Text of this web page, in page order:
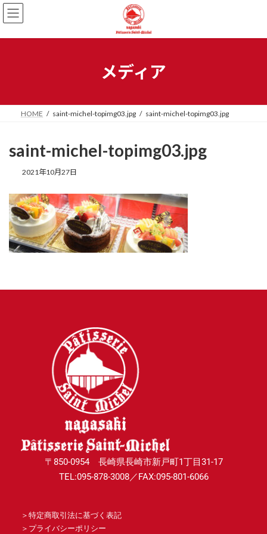
メディア
HOME saint-michel-topimg03.jpg saint-michel-topimg03.jpg
saint-michel-topimg03.jpg
2021年10月27日
〒850-0954 長崎県長崎市新戸町1丁目31-17
TEL:095-878-3008／FAX:095-801-6066
＞ 特定商取引法に基づく表記
＞ プライバシーポリシー